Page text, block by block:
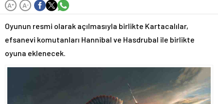
A+ A-
Oyunun resmi olarak açılmasıyla birlikte Kartacalılar,
efsanevi komutanları Hannibal ve Hasdrubal ile birlikte
oyuna eklenecek.